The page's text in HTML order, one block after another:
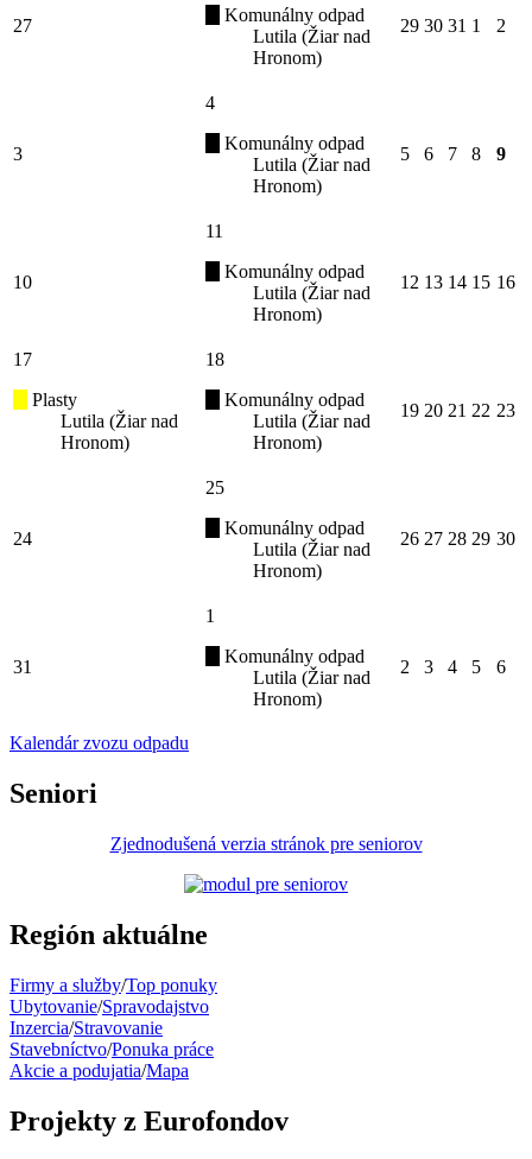
27
Komunálny odpad
Lutila (Žiar nad
Hronom)
29 30 31 1 2
3
4
Komunálny odpad
Lutila (Žiar nad
Hronom)
5 6 7 8 9
10
11
Komunálny odpad
Lutila (Žiar nad
Hronom)
12 13 14 15 16
17
Plasty
Lutila (Žiar nad
Hronom)
18
Komunálny odpad
Lutila (Žiar nad
Hronom)
19 20 21 22 23
24
25
Komunálny odpad
Lutila (Žiar nad
Hronom)
26 27 28 29 30
31
1
Komunálny odpad
Lutila (Žiar nad
Hronom)
2 3 4 5 6
Kalendár zvozu odpadu
Seniori
Zjednodušená verzia stránok pre seniorov
Región aktuálne
Firmy a služby/Top ponuky
Ubytovanie/Spravodajstvo
Inzercia/Stravovanie
Stavebníctvo/Ponuka práce
Akcie a podujatia/Mapa
Projekty z Eurofondov